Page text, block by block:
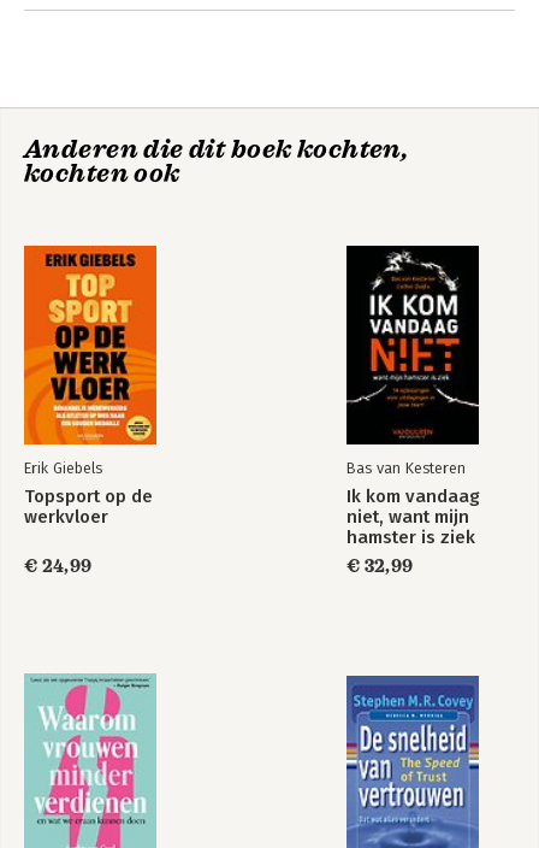
Anderen die dit boek kochten,
kochten ook
Erik Giebels
Topsport op de
werkvloer
€ 24,99
Bas van Kesteren
Ik kom vandaag
niet, want mijn
hamster is ziek
€ 32,99